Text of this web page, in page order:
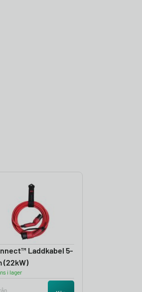
Laddkabel 5-
(22kW)
i lager